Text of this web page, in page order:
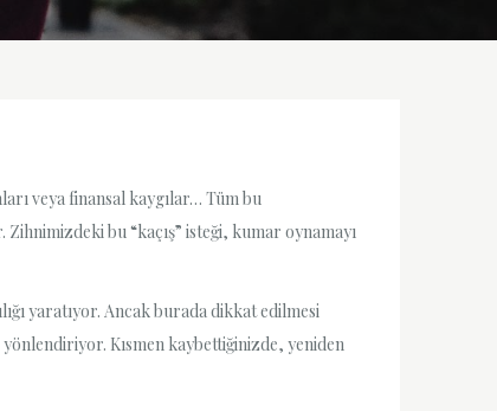
veya finansal kaygılar… Tüm bu
bu “kaçış” isteği, kumar oynamayı
yaratıyor. Ancak burada dikkat edilmesi
Kısmen kaybettiğinizde, yeniden